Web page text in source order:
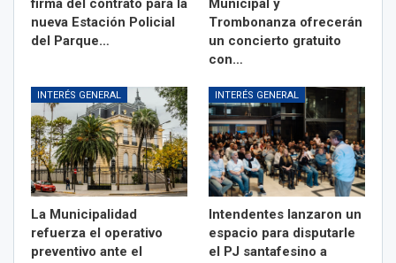
firma del contrato para la
nueva Estación Policial
del Parque…
Municipal y
Trombonanza ofrecerán
un concierto gratuito
con…
INTERÉS GENERAL
La Municipalidad
refuerza el operativo
preventivo ante el
INTERÉS GENERAL
Intendentes lanzaron un
espacio para disputarle
el PJ santafesino a